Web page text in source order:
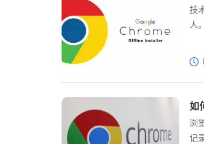
技
人
如
浏
记